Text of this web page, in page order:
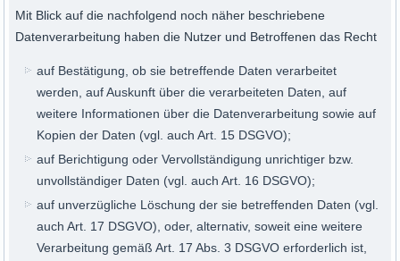
Mit Blick auf die nachfolgend noch näher beschriebene
Datenverarbeitung haben die Nutzer und Betroffenen das Recht
auf Bestätigung, ob sie betreffende Daten verarbeitet
werden, auf Auskunft über die verarbeiteten Daten, auf
weitere Informationen über die Datenverarbeitung sowie auf
Kopien der Daten (vgl. auch Art. 15 DSGVO);
auf Berichtigung oder Vervollständigung unrichtiger bzw.
unvollständiger Daten (vgl. auch Art. 16 DSGVO);
auf unverzügliche Löschung der sie betreffenden Daten (vgl.
auch Art. 17 DSGVO), oder, alternativ, soweit eine weitere
Verarbeitung gemäß Art. 17 Abs. 3 DSGVO erforderlich ist,